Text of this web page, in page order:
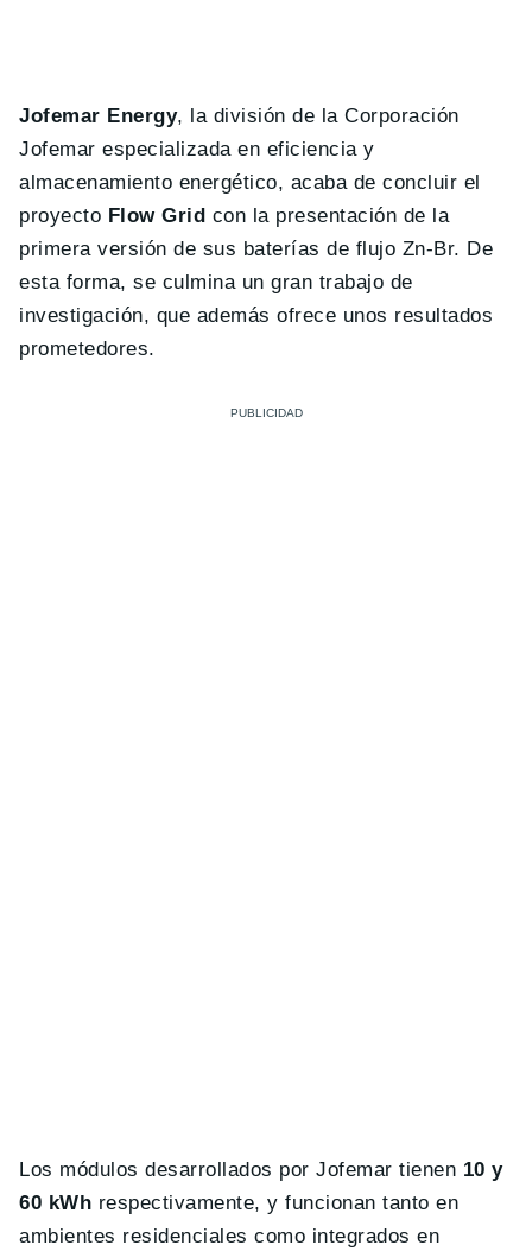
Jofemar Energy, la división de la Corporación
Jofemar especializada en eficiencia y
almacenamiento energético, acaba de concluir el
proyecto Flow Grid con la presentación de la
primera versión de sus baterías de flujo Zn-Br. De
esta forma, se culmina un gran trabajo de
investigación, que además ofrece unos resultados
prometedores.
Los módulos desarrollados por Jofemar tienen 10 y
60 kWh respectivamente, y funcionan tanto en
ambientes residenciales como integrados en